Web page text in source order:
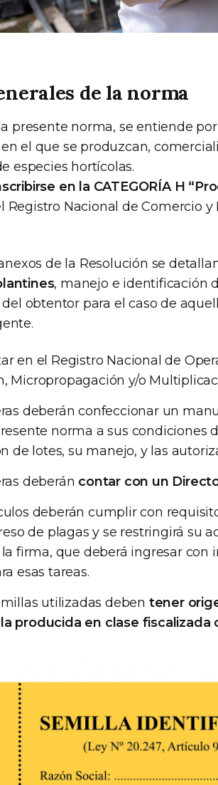
de la norma
presente norma, se entiende por
el que se produzcan,
especies hortícolas.
en la CATEGORÍA H
Registro Nacional de Comercio y
de la Resolución se
, manejo e identificación
obtentor para el caso de
en el Registro Nacional de
Micropropagación y/o
deberán confeccionar un
norma a sus condiciones
de lotes, su manejo, y las
deberán contar con un
deberán cumplir con
de plagas y se restringirá su
firma, que deberá ingresar
esas tareas.
utilizadas deben tener
producida en clase fiscalizada